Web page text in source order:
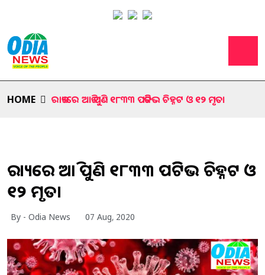
HOME ରାଜ୍ୟରେ ଆଜି ପୁଣି ୧୮୩୩ ପଜିଟିଭ ଚିହ୍ନଟ ଓ ୧୨ ମୃତ।
ରାଜ୍ୟରେ ଆଜି ପୁଣି ୧୮୩୩ ପଜିଟିଭ ଚିହ୍ନଟ ଓ
୧୨ ମୃତ।
By - Odia News 07 Aug, 2020